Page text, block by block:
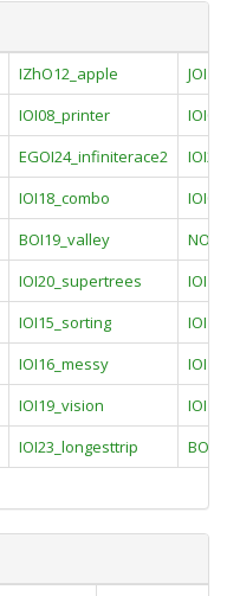
IZhO12_apple
IOI08_printer
EGOI24_infiniterace2
IOI18_combo
BOI19_valley
IOI20_supertrees
IOI15_sorting
IOI16_messy
IOI19_vision
IOI23_longesttrip